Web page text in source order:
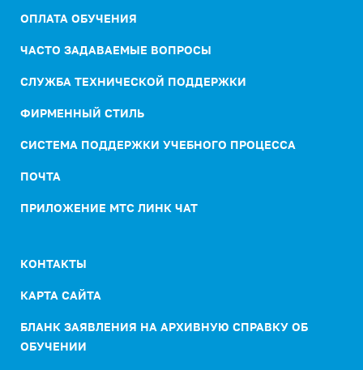
ОПЛАТА ОБУЧЕНИЯ
ЧАСТО ЗАДАВАЕМЫЕ ВОПРОСЫ
СЛУЖБА ТЕХНИЧЕСКОЙ ПОДДЕРЖКИ
ФИРМЕННЫЙ СТИЛЬ
СИСТЕМА ПОДДЕРЖКИ УЧЕБНОГО ПРОЦЕССА
ПОЧТА
ПРИЛОЖЕНИЕ МТС ЛИНК ЧАТ
КОНТАКТЫ
КАРТА САЙТА
БЛАНК ЗАЯВЛЕНИЯ НА АРХИВНУЮ СПРАВКУ ОБ
ОБУЧЕНИИ